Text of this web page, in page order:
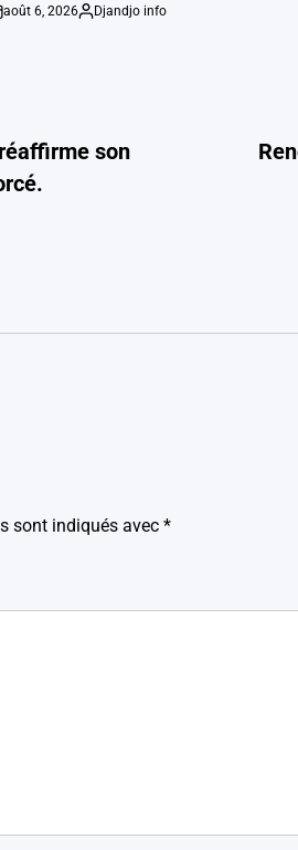
août 6, 2026
Posted
Djandjo info
son
sont indiqués avec *